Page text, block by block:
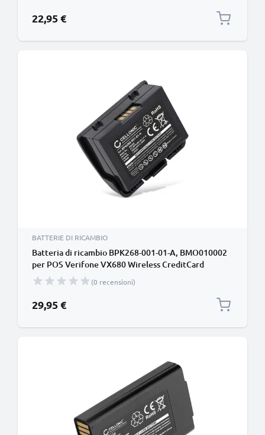
pagamento
22,95 €
BATTERIE DI RICAMBIO
Batteria di ricambio BPK268-001-01-A, BMO010002
per POS Verifone VX680 Wireless CreditCard
Terminal Affidabile sostituzione da 1800mAh
BPK268-001-01-A, BMO010002 per terminale di
pagamento
(0 recensioni)
29,95 €